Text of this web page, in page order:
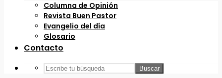
Columna de Opinión
Revista Buen Pastor
Evangelio del día
Glosario
Contacto
Buscar